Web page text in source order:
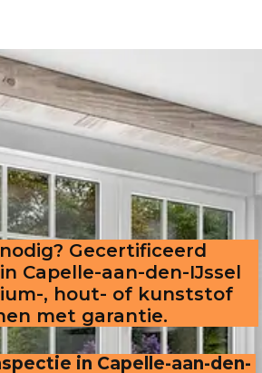
Gecertificeerd
Capelle-aan-den-IJssel
, hout- of kunststof
met garantie.
in Capelle-aan-den-